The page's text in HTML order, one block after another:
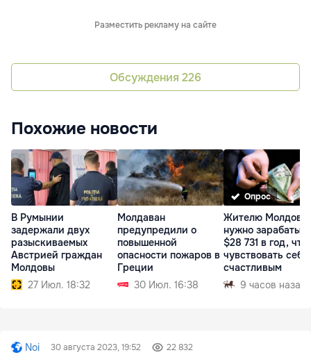
Разместить рекламу на сайте
Обсуждения 226
Похожие новости
В Румынии
задержали двух
разыскиваемых
Австрией граждан
Молдовы
27 Июл. 18:32
Молдаван
предупредили о
повышенной
опасности пожаров в
Греции
30 Июл. 16:38
Опрос
Жителю Молдовы
нужно
$28 731 в год,
чувствовать себя
счастливым
9 часов назад
Noi 30 августа 2023, 19:52 22 832